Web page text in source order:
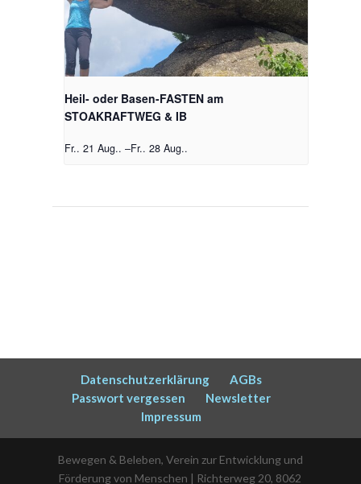
Heil- oder Basen-FASTEN am
STOAKRAFTWEG & IB
Fr.. 21 Aug.. –Fr.. 28 Aug..
Datenschutzerklärung
AGBs
Passwort vergessen
Newsletter
Impressum
Bewegen & Beleben, Verein zur Entwicklung und
Förderung von Menschen | Richterweg 20, 8062